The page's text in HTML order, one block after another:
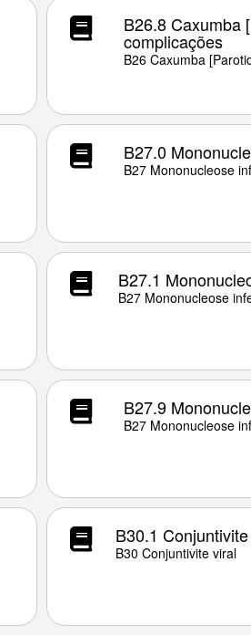
B26.8 Caxumba
complicações
B26 Caxumba
B27.0
B27 Mononucleose
B27.1
B27 Mononucleose
B27.9
B27 Mononucleose
B30.1
B30 Conjuntivite viral